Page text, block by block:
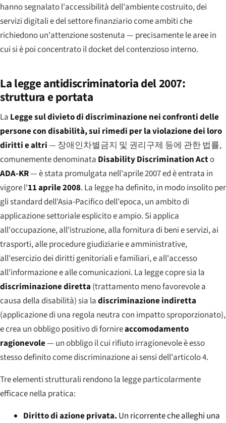
hanno segnalato l'accessibilità dell'ambiente costruito, dei
servizi digitali e del settore finanziario come ambiti che
richiedono un'attenzione sostenuta — precisamente le aree in
cui si è poi concentrato il docket del contenzioso interno.
La legge antidiscriminatoria del 2007:
struttura e portata
La Legge sul divieto di discriminazione nei confronti delle
persone con disabilità, sui rimedi per la violazione dei loro
diritti e altri— 장애인차별금지 및 권리구제 등에 관한 법률,
comunemente denominata Disability Discrimination Acto
ADA-KR— è stata promulgata nell'aprile 2007 ed è entrata in
vigore l'11 aprile 2008. La legge ha definito, in modo insolito per
gli standard dell'Asia-Pacifico dell'epoca, un ambito di
applicazione settoriale esplicito e ampio. Si applica
all'occupazione, all'istruzione, alla fornitura di beni e servizi, ai
trasporti, alle procedure giudiziarie e amministrative,
all'esercizio dei diritti genitoriali e familiari, e all'accesso
all'informazione e alle comunicazioni. La legge copre sia la
discriminazione diretta (trattamento meno favorevole a
causa della disabilità) sia ladiscriminazione indiretta
(applicazione di una regola neutra con impatto sproporzionato),
e crea un obbligo positivo di fornireaccomodamento
ragionevole— un obbligo il cui rifiuto irragionevole è esso
stesso definito come discriminazione ai sensi dell'articolo 4.
Tre elementi strutturali rendono la legge particolarmente
efficace nella pratica:
Diritto di azione privata. Un ricorrente che alleghi una